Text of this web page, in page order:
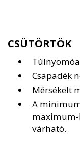
CSÜTÖRTÖK
Csapadék
Mérsékelt
A
várható.